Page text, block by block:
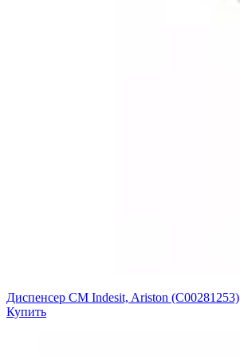
Диспенсер СМ Indesit, Ariston (C00281253)
Купить